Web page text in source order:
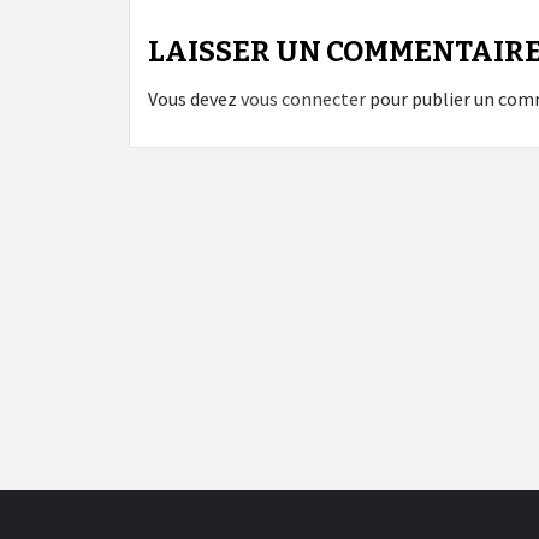
LAISSER UN
Vous devez vous connecter pour publier un